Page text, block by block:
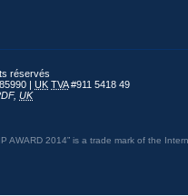
réservés
| UK TVA#911 5418 49
, UK
AWARD 2014” is a trade mark of the